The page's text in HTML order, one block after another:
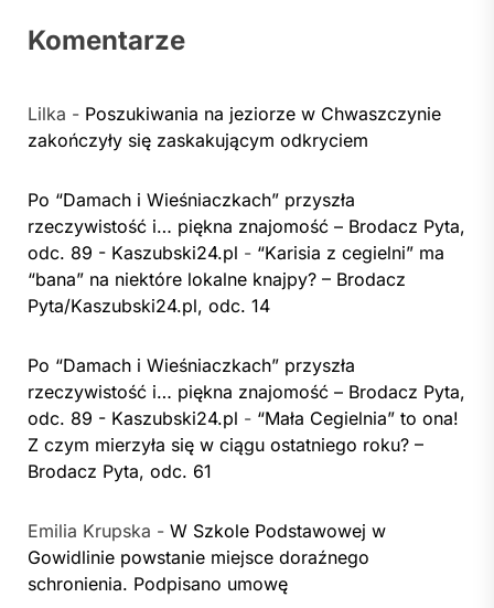
Komentarze
Lilka - Poszukiwania na jeziorze w Chwaszczynie
zakończyły się zaskakującym odkryciem
Po “Damach i Wieśniaczkach” przyszła
rzeczywistość i… piękna znajomość – Brodacz Pyta,
odc. 89 - Kaszubski24.pl - “Karisia z cegielni” ma
“bana” na niektóre lokalne knajpy? – Brodacz
Pyta/Kaszubski24.pl, odc. 14
Po “Damach i Wieśniaczkach” przyszła
rzeczywistość i… piękna znajomość – Brodacz Pyta,
odc. 89 - Kaszubski24.pl - “Mała Cegielnia” to ona!
Z czym mierzyła się w ciągu ostatniego roku? –
Brodacz Pyta, odc. 61
Emilia Krupska - W Szkole Podstawowej w
Gowidlinie powstanie miejsce doraźnego
schronienia. Podpisano umowę